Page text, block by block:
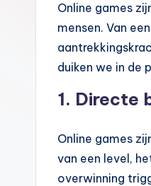
Online games
mensen. Van
duiken we in de
1. Directe
Online games
van een level,
overwinning